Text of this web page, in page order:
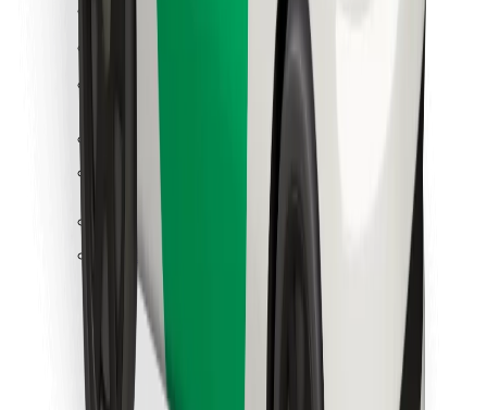
Termini e condizioni
Sicurezza
Fai una corsa in pochi minuti!
Scarica Bolt
Trova il tuo cibo preferito!
Scarica Bolt